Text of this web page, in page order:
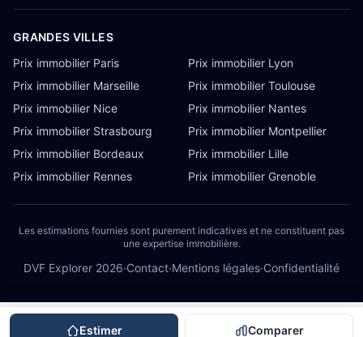
Estimer Comparer
GRANDES VILLES
Prix immobilier Paris
Prix immobilier Lyon
Prix immobilier Marseille
Prix immobilier Toulouse
Prix immobilier Nice
Prix immobilier Nantes
Prix immobilier Strasbourg
Prix immobilier Montpellier
Prix immobilier Bordeaux
Prix immobilier Lille
Prix immobilier Rennes
Prix immobilier Grenoble
Les estimations fournies sont purement indicatives et ne constituent pas
une expertise immobilière.
DVF Explorer 2026·Contact·Mentions légales·Confidentialité